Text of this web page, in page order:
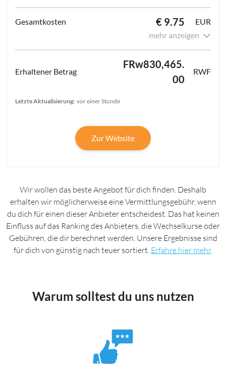
€ 9.75
EUR
mehr anzeigen
FRw830,465.
00
RWF
Letzte Aktualisierung: vor einer Stunde
Zur Website
Wir wollen das beste Angebot für dich finden. Deshalb
erhalten wir möglicherweise eine Vermittlungsgebühr, wenn
du dich für einen dieser Anbieter entscheidest. Das hat keinen
Einfluss auf das Ranking des Anbieters, die Wechselkurse oder
Gebühren, die dir berechnet werden. Unsere Ergebnisse sind
für dich von günstig nach teuer sortiert. Erfahre hier mehr.
Warum solltest du uns nutzen